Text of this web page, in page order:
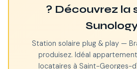
? Découvrez la
Station solaire plug & play —
produisez. Idéal
locataires à Saint-Georges-